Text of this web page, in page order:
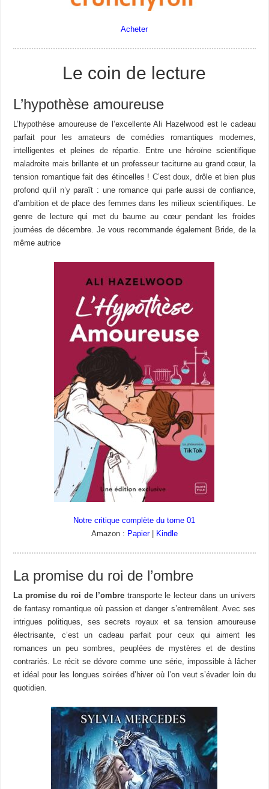
Acheter
Le coin de lecture
L’hypothèse amoureuse
L’hypothèse amoureuse de l’excellente Ali Hazelwood est le cadeau
parfait pour les amateurs de comédies romantiques modernes,
intelligentes et pleines de répartie. Entre une héroïne scientifique
maladroite mais brillante et un professeur taciturne au grand cœur, la
tension romantique fait des étincelles ! C’est doux, drôle et bien plus
profond qu’il n’y paraît : une romance qui parle aussi de confiance,
d’ambition et de place des femmes dans les milieux scientifiques. Le
genre de lecture qui met du baume au cœur pendant les froides
journées de décembre. Je vous recommande également Bride, de la
même autrice
Notre critique complète du tome 01
Amazon : Papier| Kindle
La promise du roi de l’ombre
La promise du roi de l’ombre transporte le lecteur dans un univers
de fantasy romantique où passion et danger s’entremêlent. Avec ses
intrigues politiques, ses secrets royaux et sa tension amoureuse
électrisante, c’est un cadeau parfait pour ceux qui aiment les
romances un peu sombres, peuplées de mystères et de destins
contrariés. Le récit se dévore comme une série, impossible à lâcher
et idéal pour les longues soirées d’hiver où l’on veut s’évader loin du
quotidien.